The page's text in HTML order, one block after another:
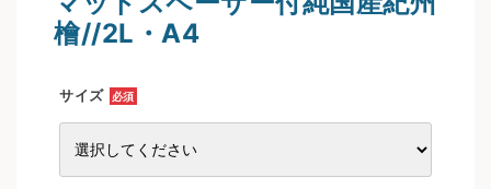
檜//2L・A4
サイズ 必須